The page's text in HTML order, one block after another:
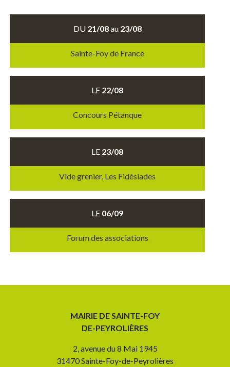
DU 21/08au 23/08
Sainte-Foy de France
LE 22/08
Concours Pétanque
LE 23/08
Vide grenier, Les Fidésiades
LE 06/09
Forum des associations
MAIRIE DE SAINTE-FOY
DE-PEYROLIÈRES
2, avenue du 8 Mai 1945
31470 Sainte-Foy-de-Peyrolières